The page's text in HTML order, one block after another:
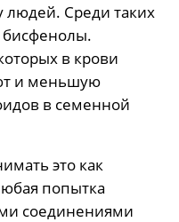
людей. Среди таких
в крови
и меньшую
в семенной
это как
попытка
соединениями